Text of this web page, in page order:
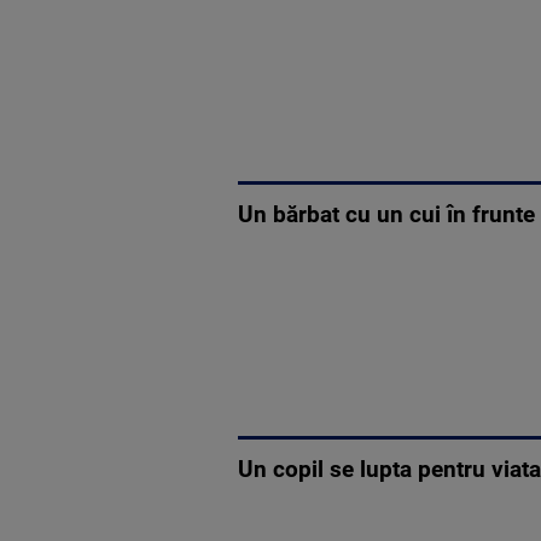
Un bărbat cu un cui în
Un copil se lupta pentru